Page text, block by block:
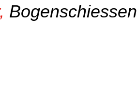
Bogenschiessen